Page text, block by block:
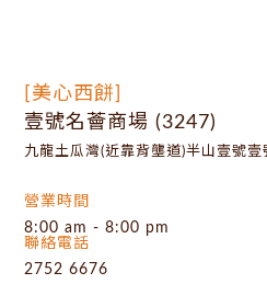
[美心西餅]
壹號名薈商場 (3247)
九龍土瓜灣(近靠背壟道)半山壹號
營業時間
8:00 am - 8:00 pm
聯絡電話
2752 6676